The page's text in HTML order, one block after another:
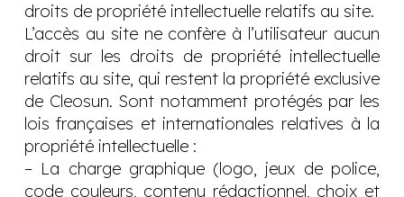
droits de propriété intellectuelle relatifs au site.
L’accès au site ne confère à l’utilisateur aucun
droit sur les droits de propriété intellectuelle
relatifs au site, qui restent la propriété exclusive
de Cleosun. Sont notamment protégés par les
lois françaises et internationales relatives à la
propriété intellectuelle :
– La charge graphique (logo, jeux de police,
code couleurs, contenu rédactionnel, choix et